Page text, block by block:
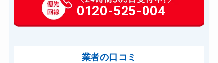
玄関カギ交換 12,100円～(税込)
車カギ開け 9,900円～(税込)
スーツケースカギ開け
0120-525-004
業者の口コミ